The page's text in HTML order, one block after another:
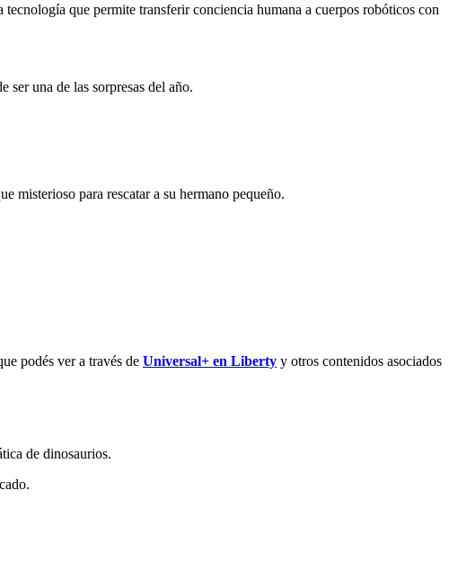
que permite transferir conciencia humana a cuerpos robóticos con
ser una de las sorpresas del año.
misterioso para rescatar a su hermano pequeño.
podés ver a través de Universal+ en Liberty y otros contenidos asociados
de dinosaurios.